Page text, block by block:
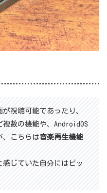
視聴可能であったり、
数の機能や、AndroidOS
、こちらは音楽再生機能
じていた自分にはピッ